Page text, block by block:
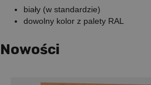
biały (w standardzie)
dowolny kolor z palety RAL
Nowości